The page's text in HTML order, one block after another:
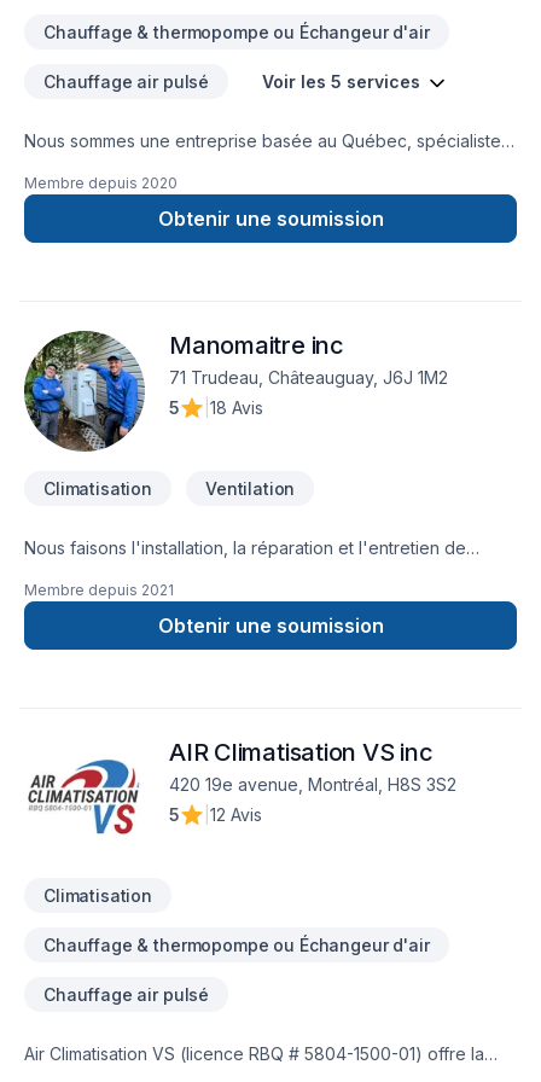
Chauffage & thermopompe ou Échangeur d'air
Chauffage air pulsé Voir les 5 services
Nous sommes une entreprise basée au Québec, spécialiste
milliers de personnes qui nous ont fait confiance pour
contribuer à leur confort et leur tranquillité d'esprit.
Membre depuis 2020
Obtenir une soumission
Manomaitre inc
71 Trudeau, Châteauguay, J6J 1M2
5
18 Avis
Climatisation Ventilation
Nous faisons l'installation, la réparation et l'entretien de
Membre depuis 2021
Obtenir une soumission
AIR Climatisation VS inc
420 19e avenue, Montréal, H8S 3S2
5
12 Avis
Climatisation
Chauffage & thermopompe ou Échangeur d'air
Chauffage air pulsé
Air Climatisation VS (licence RBQ # 5804-1500-01) offre la